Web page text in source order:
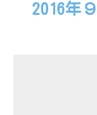
2016年